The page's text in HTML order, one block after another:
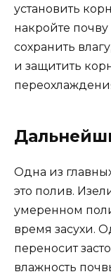
установить
накройте
сохранить
и защитить
Одна из
это полив.
умеренном
время засухи.
переносит
влажность